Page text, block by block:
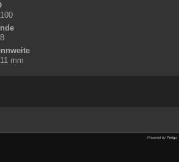
100
8
11 mm
Powered by Piwigo